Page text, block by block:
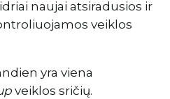
naujai atsiradusios ir
veiklos
yra viena
veiklos sričių.